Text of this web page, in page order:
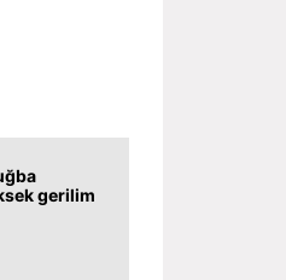
gerilim